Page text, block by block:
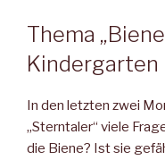
Thema
Kindergarten
In den letzten zwei
„Sterntaler“ viele
die Biene? Ist sie